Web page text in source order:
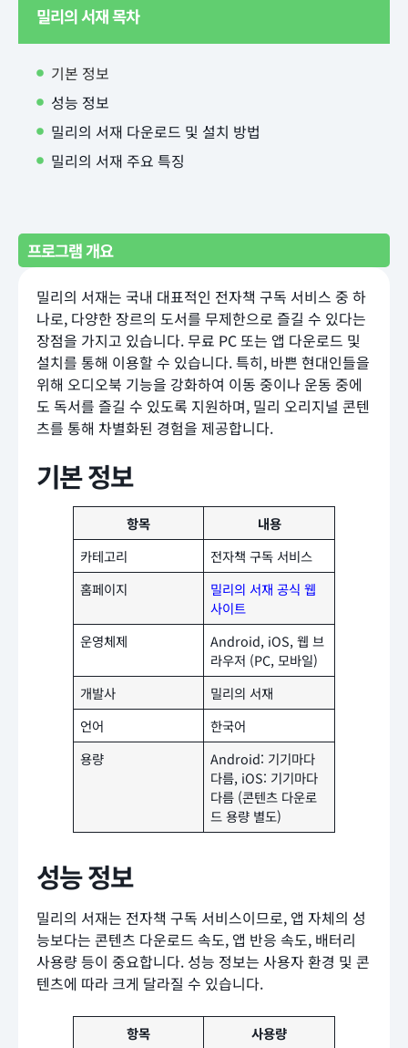
밀리의 서재 목차
기본 정보
성능 정보
밀리의 서재 다운로드 및 설치 방법
밀리의 서재 주요 특징
프로그램 개요
밀리의 서재는 국내 대표적인 전자책 구독 서비스 중 하
나로, 다양한 장르의 도서를 무제한으로 즐길 수 있다는
장점을 가지고 있습니다. 무료 PC 또는 앱 다운로드 및
설치를 통해 이용할 수 있습니다. 특히, 바쁜 현대인들을
위해 오디오북 기능을 강화하여 이동 중이나 운동 중에
도 독서를 즐길 수 있도록 지원하며, 밀리 오리지널 콘텐
츠를 통해 차별화된 경험을 제공합니다.
기본 정보
항목
내용
카테고리
전자책 구독 서비스
홈페이지
밀리의 서재 공식 웹
사이트
운영체제
Android, iOS, 웹 브
라우저 (PC, 모바일)
개발사
밀리의 서재
언어
한국어
용량
Android: 기기마다
다름, iOS: 기기마다
다름 (콘텐츠 다운로
드 용량 별도)
성능 정보
밀리의 서재는 전자책 구독 서비스이므로, 앱 자체의 성
능보다는 콘텐츠 다운로드 속도, 앱 반응 속도, 배터리
사용량 등이 중요합니다. 성능 정보는 사용자 환경 및 콘
텐츠에 따라 크게 달라질 수 있습니다.
항목 사용량